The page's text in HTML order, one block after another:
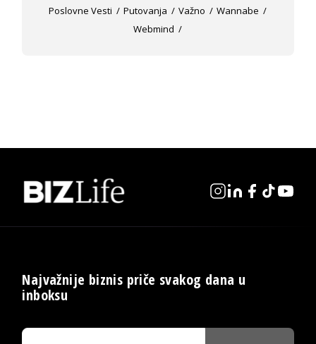
Poslovne Vesti
Putovanja Važno
Wannabe
Webmind
Najvažnije biznis priče svakog dana u
inboksu